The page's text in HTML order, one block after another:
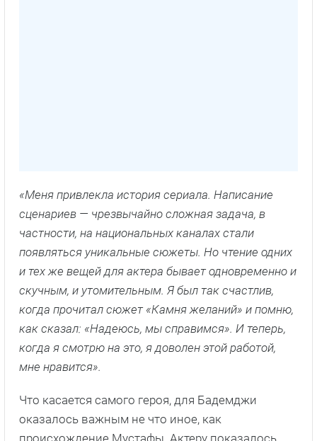
«Меня привлекла история сериала. Написание
сценариев — чрезвычайно сложная задача, в
частности, на национальных каналах стали
появляться уникальные сюжеты. Но чтение одних
и тех же вещей для актера бывает одновременно и
скучным, и утомительным. Я был так счастлив,
когда прочитал сюжет «Камня желаний» и помню,
как сказал: «Надеюсь, мы справимся». И теперь,
когда я смотрю на это, я доволен этой работой,
мне нравится».
Что касается самого героя, для Бадемджи
оказалось важным не что иное, как
происхождение Мустафы. Актеру показалось